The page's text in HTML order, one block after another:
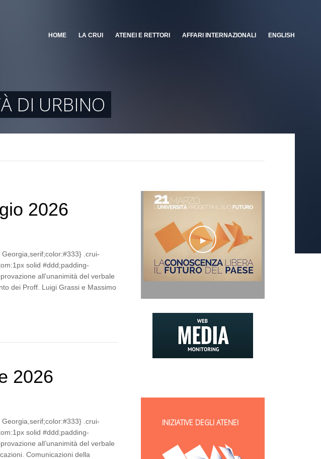
HOME LA CRUI ATENEI E RETTORI AFFARI INTERNAZIONALI ENGLISH
DI URBINO
2026
.crui-
solid #ddd;padding-
all’unanimità del verbale
dei Proff. Luigi Grassi e Massimo
2026
.crui-
solid #ddd;padding-
all’unanimità del verbale
Comunicazioni della
INIZIATIVE DEGLI ATENEI